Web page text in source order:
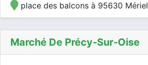
place des balcons à 95630 Mériel
Marché De Précy-Sur-Oise